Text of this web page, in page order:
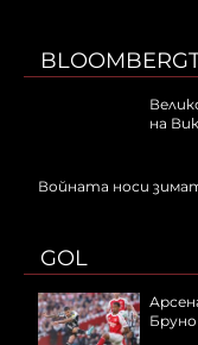
на
Войната носи
GOL
Бруно